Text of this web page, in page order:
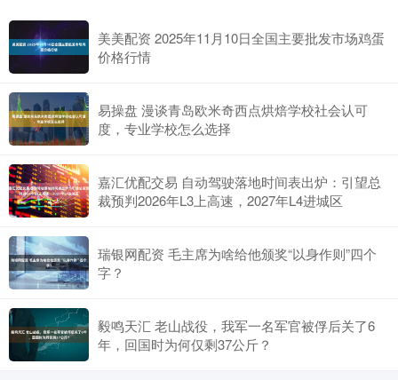
美美配资 2025年11月10日全国主要批发市场鸡蛋
价格行情
易操盘 漫谈青岛欧米奇西点烘焙学校社会认可
度，专业学校怎么选择
嘉汇优配交易 自动驾驶落地时间表出炉：引望总
裁预判2026年L3上高速，2027年L4进城区
瑞银网配资 毛主席为啥给他颁奖“以身作则”四个
字？
毅鸣天汇 老山战役，我军一名军官被俘后关了6
年，回国时为何仅剩37公斤？